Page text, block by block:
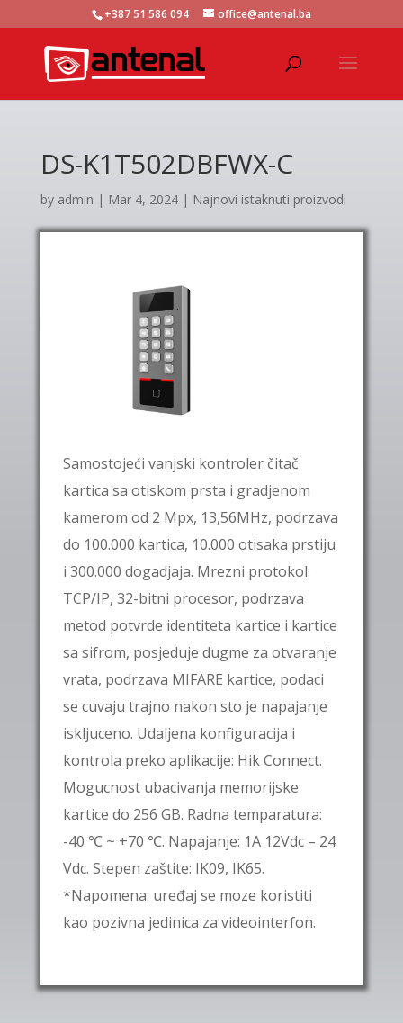
+387 51 586 094 office@antenal.ba
DS-K1T502DBFWX-C
by admin | Mar 4, 2024| Najnovi istaknuti proizvodi
Samostojeći vanjski kontroler čitač
kartica sa otiskom prsta i gradjenom
kamerom od 2 Mpx, 13,56MHz, podrzava
do 100.000 kartica, 10.000 otisaka prstiju
i 300.000 dogadjaja. Mrezni protokol:
TCP/IP, 32-bitni procesor, podrzava
metod potvrde identiteta kartice i kartice
sa sifrom, posjeduje dugme za otvaranje
vrata, podrzava MIFARE kartice, podaci
se cuvaju trajno nakon sto je napajanje
iskljuceno. Udaljena konfiguracija i
kontrola preko aplikacije: Hik Connect.
Mogucnost ubacivanja memorijske
kartice do 256 GB. Radna temparatura:
-40 ℃ ~ +70 ℃. Napajanje: 1A 12Vdc – 24
Vdc. Stepen zaštite: IK09, IK65.
*Napomena: uređaj se moze koristiti
kao pozivna jedinica za videointerfon.